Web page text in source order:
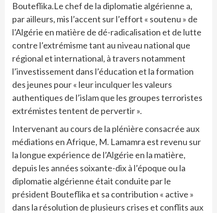
Bouteflika.Le chef de la diplomatie algérienne a,
par ailleurs, mis l’accent sur l’effort « soutenu » de
l’Algérie en matière de dé-radicalisation et de lutte
contre l’extrémisme tant au niveau national que
régional et international, à travers notamment
l’investissement dans l’éducation et la formation
des jeunes pour « leur inculquer les valeurs
authentiques de l’islam que les groupes terroristes
extrémistes tentent de pervertir ».
Intervenant au cours de la plénière consacrée aux
médiations en Afrique, M. Lamamra est revenu sur
la longue expérience de l’Algérie en la matière,
depuis les années soixante-dix à l’époque ou la
diplomatie algérienne était conduite par le
président Bouteflika et sa contribution « active »
dans la résolution de plusieurs crises et conflits aux